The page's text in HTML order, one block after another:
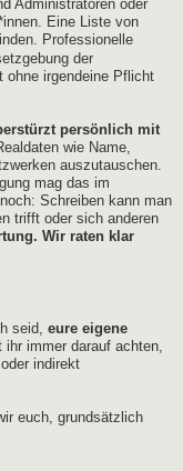
Administratoren oder
Eine Liste von
Professionelle
der
ohne irgendeine Pflicht
persönlich mit
wie Name,
auszutauschen.
mag das im
Schreiben kann man
trifft oder sich anderen
Wir raten klar
seid, eure eigene
immer darauf achten,
indirekt
euch, grundsätzlich